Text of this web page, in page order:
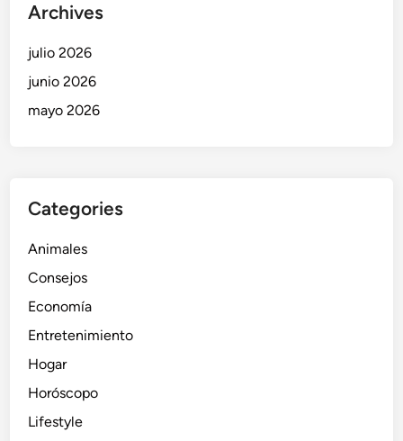
Archives
julio 2026
junio 2026
mayo 2026
Categories
Animales
Consejos
Economía
Entretenimiento
Hogar
Horóscopo
Lifestyle